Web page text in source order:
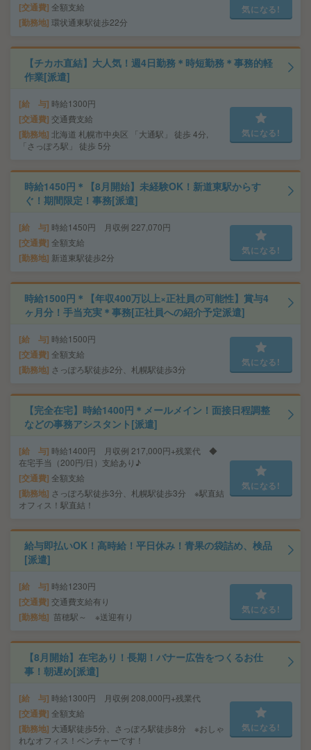
交通費 全額支給
勤務地 環状通東駅徒歩22分
気になる!
【チカホ直結】大人気！週4日勤務＊時短勤務＊事務的軽
作業[派遣]
給 与 時給1300円
交通費 交通費支給
勤務地 北海道 札幌市中央区 「大通駅」 徒歩 4分,
「さっぽろ駅」 徒歩 5分
気になる!
時給1450円＊【8月開始】未経験OK！新道東駅からす
ぐ！期間限定！事務[派遣]
給 与 時給1450円 月収例 227,070円
交通費 全額支給
勤務地 新道東駅徒歩2分
気になる!
時給1500円＊【年収400万以上×正社員の可能性】賞与4
ヶ月分！手当充実＊事務[正社員への紹介予定派遣]
給 与 時給1500円
交通費 全額支給
勤務地 さっぽろ駅徒歩2分、札幌駅徒歩3分
気になる!
【完全在宅】時給1400円＊メールメイン！面接日程調整
などの事務アシスタント[派遣]
給 与 時給1400円 月収例 217,000円+残業代 ◆
在宅手当（200円/日）支給あり♪
交通費 全額支給
勤務地 さっぽろ駅徒歩3分、札幌駅徒歩3分 ※駅直結
オフィス！駅直結！
気になる!
給与即払いOK！高時給！平日休み！青果の袋詰め、検品
[派遣]
給 与 時給1230円
交通費 交通費支給有り
勤務地 苗穂駅～ ※送迎有り
気になる!
【8月開始】在宅あり！長期！バナー広告をつくるお仕
事！朝遅め[派遣]
給 与 時給1300円 月収例 208,000円+残業代
交通費 全額支給
勤務地 大通駅徒歩5分、さっぽろ駅徒歩8分 ※おしゃ
れなオフィス！ベンチャーです！
気になる!